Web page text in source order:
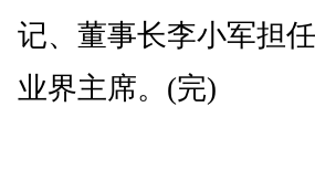
记、董事长李小军担
业界主席。(完)